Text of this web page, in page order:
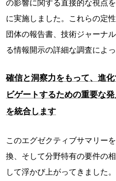
の影響に関する直接的な視点
に実施しました。これらの定
団体の報告書、技術ジャーナ
る情報開示の詳細な調査によ
確信と洞察力をもって、進
ビゲートするための重要な
を統合します
このエグゼクティブサマリー
換、そして分野特有の要件の
して浮かび上がってきました